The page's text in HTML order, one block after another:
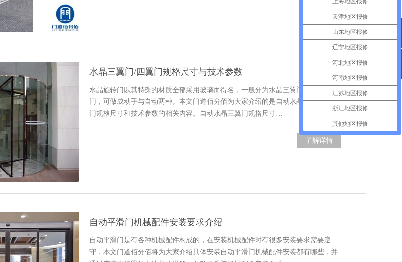
水晶三翼门/四翼门规格尺寸与技术参数
水晶旋转门以其特殊的材质全部采用玻璃而得名，一般分为水晶三翼门和水晶四翼
门，可做成动手与自动两种。本文门道佰分佰为大家介绍的是自动水晶三翼门/四翼
门规格尺寸和技术参数的相关内容。自动水晶三翼门规格尺寸…
了解详情
自动平滑门机械配件安装要求介绍
自动平滑门是有各种机械配件构成的，在安装机械配件时有很多安装要求需要遵
守，本文门道佰分佰将为大家介绍具体安装自动平滑门机械配件安装都有哪些，并
QQ咨询
400电话
天津地区报修
山东地区报修
辽宁地区报修
河北地区报修
河南地区报修
江苏地区报修
浙江地区报修
其他地区报修